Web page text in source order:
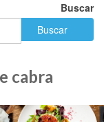
Buscar
cabra